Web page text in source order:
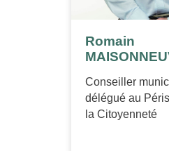
Romain
Conseiller
délégué au
la Citoyenneté